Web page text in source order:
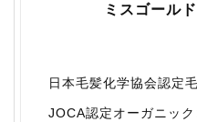
ミスゴール
日本毛髪化学協会認定
JOCA認定オーガニック